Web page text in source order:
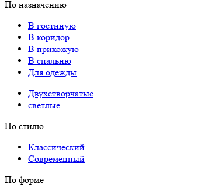
По назначению
В гостиную
В коридор
В прихожую
В спальню
Для одежды
Двухстворчатые
светлые
По стилю
Классический
Современный
По форме